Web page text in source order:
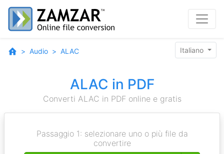
Audio ALAC Italiano
ALAC in PDF
Converti ALAC in PDF online e gratis
Passaggio 1: selezionare uno o più file da
convertire